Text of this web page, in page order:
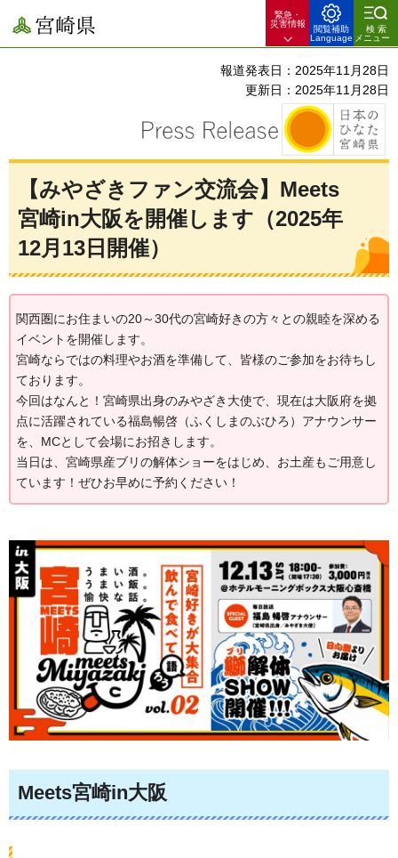
宮崎県
緊急・
災害情報
閲覧補助
Language
検索
メニュー
報道発表日：2025年11月28日
更新日：2025年11月28日
【みやざきファン交流会】Meets
宮崎in大阪を開催します（2025年
12月13日開催）
関西圏にお住まいの20～30代の宮崎好きの方々との親睦を深める
イベントを開催します。
宮崎ならではの料理やお酒を準備して、皆様のご参加をお待ちし
ております。
今回はなんと！宮崎県出身のみやざき大使で、現在は大阪府を拠
点に活躍されている福島暢啓（ふくしまのぶひろ）アナウンサー
を、MCとして会場にお招きします。
当日は、宮崎県産ブリの解体ショーをはじめ、お土産もご用意し
ています！ぜひお早めに予約ください！
Meets宮崎in大阪